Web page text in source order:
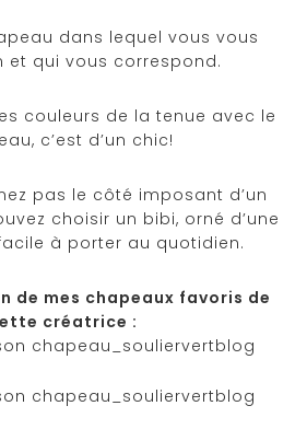
dans lequel vous vous
et qui vous correspond.
couleurs de la tenue avec le
c’est d’un chic!
pas le côté imposant d’un
choisir un bibi, orné d’une
à porter au quotidien.
de mes chapeaux favoris de
créatrice :